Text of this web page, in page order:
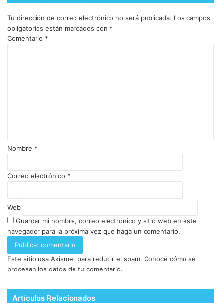
Tu dirección de correo electrónico no será publicada. Los campos
obligatorios están marcados con *
Comentario *
Nombre *
Correo electrónico *
Web
Guardar mi nombre, correo electrónico y sitio web en este
navegador para la próxima vez que haga un comentario.
Este sitio usa Akismet para reducir el spam. Conocé cómo se
procesan los datos de tu comentario.
Artículos Relacionados